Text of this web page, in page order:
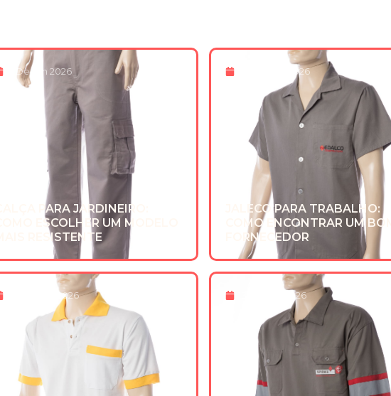
8 De Jun 2026
CALÇA PARA JARDINEIRO:
COMO ESCOLHER UM MODELO
MAIS RESISTENTE
8 De Maio 2026
JALECO PARA TRABALHO:
COMO ENCONTRAR UM BOM
FORNECEDOR
20 De Mar 2026 13 De Fev 2026